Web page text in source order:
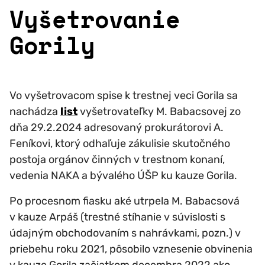
Vyšetrovanie
Gorily
Vo vyšetrovacom spise k trestnej veci Gorila sa
nachádza listvyšetrovateľky M. Babacsovej zo
dňa 29.2.2024 adresovaný prokurátorovi A.
Feníkovi, ktorý odhaľuje zákulisie skutočného
postoja orgánov činných v trestnom konaní,
vedenia NAKA a bývalého ÚŠP ku kauze Gorila.
Po procesnom fiasku aké utrpela M. Babacsová
v kauze Arpáš (trestné stíhanie v súvislosti s
údajným obchodovaním s nahrávkami, pozn.) v
priebehu roku 2021, pôsobilo vznesenie obvinenia